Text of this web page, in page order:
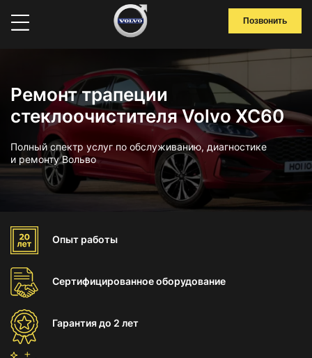
Позвонить
Ремонт трапеции
стеклоочистителя Volvo XC60
Полный спектр услуг по обслуживанию, диагностике
и ремонту Вольво
Опыт работы
Сертифицированноеоборудование
Гарантиядо 2 лет